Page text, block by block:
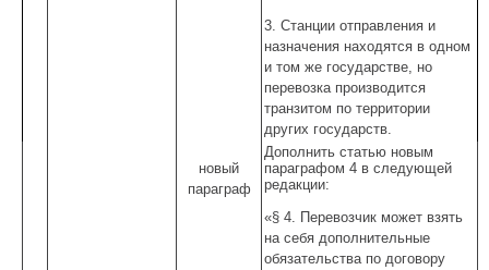
3. Станции отправления и
назначения находятся в одном
и том же государстве, но
перевозка производится
транзитом по территории
других государств.
новый
параграф
Дополнить статью новым
параграфом 4 в следующей
редакции:
«§ 4. Перевозчик может взять
на себя дополнительные
обязательства по договору